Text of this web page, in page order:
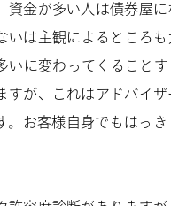
金が多い人は債券屋
は主観によるところ
に変わってくること
が、これはアドバイ
お客様自身でもはっ